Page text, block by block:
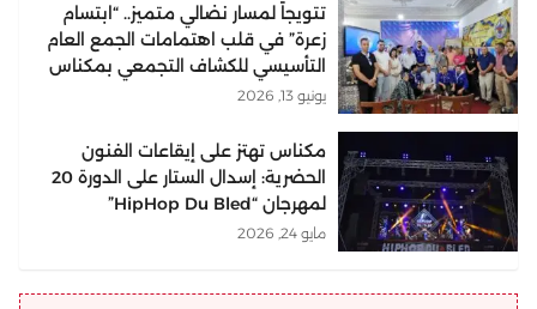
تتويجاً لمسار نضالي متميز.. “ابتسام
زعرة” في قلب اهتمامات الجمع العام
التأسيسي للكشاف التجمعي بمكناس
يونيو 13, 2026
مكناس تهتز على إيقاعات الفنون
الحضرية: إسدال الستار على الدورة 20
لمهرجان “HipHop Du Bled”
مايو 24, 2026